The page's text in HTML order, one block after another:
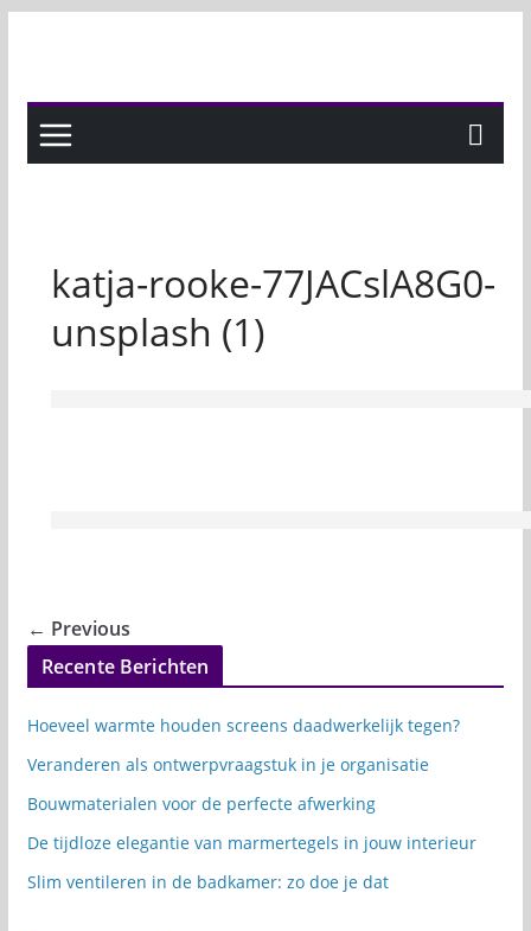
katja-rooke-77JACslA8G0-
unsplash (1)
← Previous
Recente Berichten
Hoeveel warmte houden screens daadwerkelijk tegen?
Veranderen als ontwerpvraagstuk in je organisatie
Bouwmaterialen voor de perfecte afwerking
De tijdloze elegantie van marmertegels in jouw interieur
Slim ventileren in de badkamer: zo doe je dat